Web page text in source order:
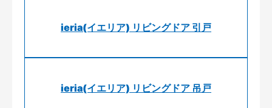
ieria(イエリア) リビングドア 引戸
ieria(イエリア) リビングドア 吊戸